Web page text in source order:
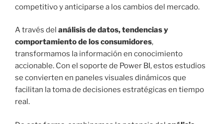
competitivo y anticiparse a los cambios del mercado.
A través del análisis de datos, tendencias y
comportamiento de los consumidores,
transformamos la información en conocimiento
accionable. Con el soporte de Power BI, estos estudios
se convierten en paneles visuales dinámicos que
facilitan la toma de decisiones estratégicas en tiempo
real.